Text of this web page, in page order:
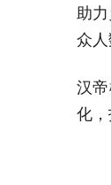
助
众人
汉
化